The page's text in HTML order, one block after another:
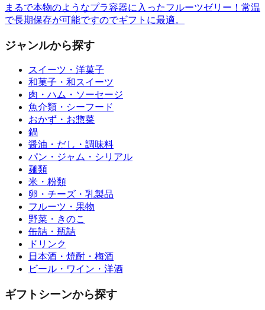
まるで本物のようなプラ容器に入ったフルーツゼリー！常温
で長期保存が可能ですのでギフトに最適。
ジャンルから探す
スイーツ・洋菓子
和菓子・和スイーツ
肉・ハム・ソーセージ
魚介類・シーフード
おかず・お惣菜
鍋
醤油・だし・調味料
パン・ジャム・シリアル
麺類
米・粉類
卵・チーズ・乳製品
フルーツ・果物
野菜・きのこ
缶詰・瓶詰
ドリンク
日本酒・焼酎・梅酒
ビール・ワイン・洋酒
ギフトシーンから探す